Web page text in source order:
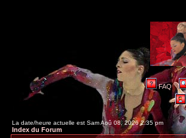
FAQ
La date/heure actuelle est Sam Aoû 08, 2026 2:35 pm
Index du Forum